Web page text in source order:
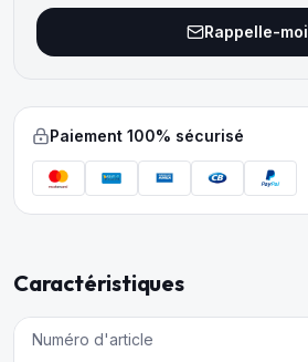
Rappelle-moi
Paiement 100% sécurisé
Caractéristiques
Numéro d'article